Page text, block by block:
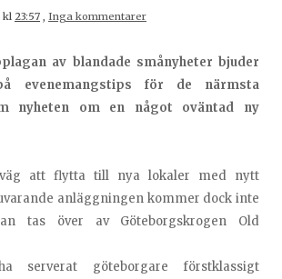
kl 23:57 , Inga kommentarer
av blandade smånyheter bjuder
evenemangstips för de närmsta
nyheten om en något oväntad ny
att flytta till nya lokaler med nytt
anläggningen kommer dock inte
tas över av Göteborgskrogen Old
göteborgare förstklassigt